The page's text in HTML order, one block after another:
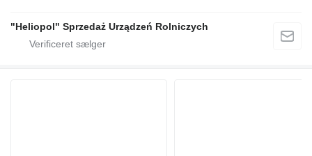
"Heliopol" Sprzedaż Urządzeń Rolniczych